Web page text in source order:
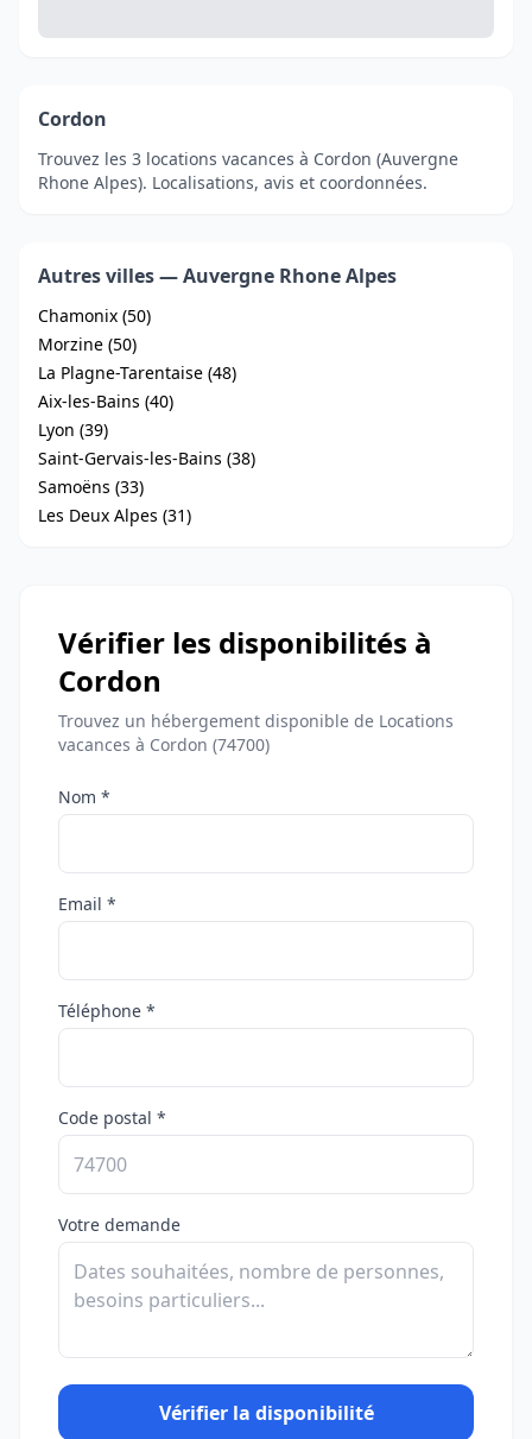
Cordon
Trouvez les 3 locations vacances à Cordon (Auvergne
Rhone Alpes). Localisations, avis et coordonnées.
Autres villes — Auvergne Rhone Alpes
Chamonix (50)
Morzine (50)
La Plagne-Tarentaise (48)
Aix-les-Bains (40)
Lyon (39)
Saint-Gervais-les-Bains (38)
Samoëns (33)
Les Deux Alpes (31)
Vérifier les disponibilités à
Cordon
Trouvez un hébergement disponible de Locations
vacances à Cordon (74700)
Nom *
Email *
Téléphone *
Code postal *
Votre demande
Vérifier la disponibilité